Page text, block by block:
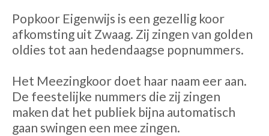
Popkoor Eigenwijs is een gezellig koor
afkomsting uit Zwaag. Zij zingen van golden
oldies tot aan hedendaagse popnummers.
Het Meezingkoor doet haar naam eer aan.
De feestelijke nummers die zij zingen
maken dat het publiek bijna automatisch
gaan swingen een mee zingen.